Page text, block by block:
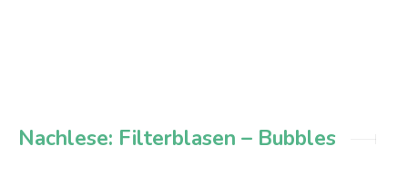
Nachlese: Filterblasen – Bubbles